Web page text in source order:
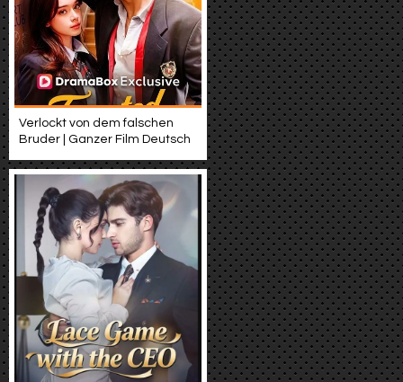
Verlockt von dem falschen
Bruder | Ganzer Film Deutsch